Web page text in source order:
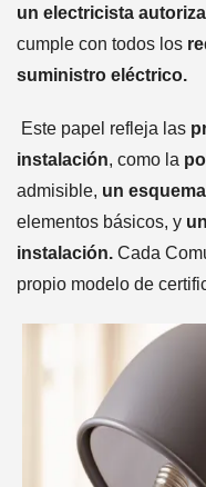
un electricista
cumple con todos los
suministro eléctrico.
Este papel refleja las
instalación, como la
admisible, un esquema
elementos básicos, y
instalación. Cada
propio modelo de